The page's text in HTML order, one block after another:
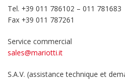
Tel. +39 011 786102 – 011 781683
Fax +39 011 787261
Service commercial
sales@mariotti.it
S.A.V. (assistance technique et